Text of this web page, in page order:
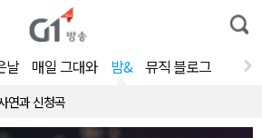
통
합
날 매일 그대와 밤& 뮤직 블로그
연과 신청곡